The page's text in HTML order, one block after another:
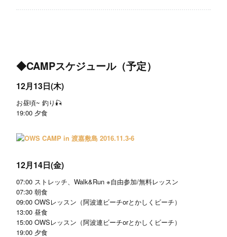
◆CAMPスケジュール（予定）
12月13日(木)
お昼頃~ 釣り🎣
19:00 夕食
12月14日(金)
07:00 ストレッチ、Walk&Run ※自由参加/無料レッスン
07:30 朝食
09:00 OWSレッスン（阿波連ビーチorとかしくビーチ）
13:00 昼食
15:00 OWSレッスン（阿波連ビーチorとかしくビーチ）
19:00 夕食